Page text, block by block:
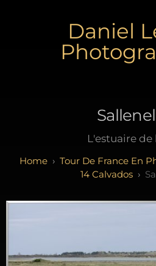
Daniel
L'estuaire de
Tour De France En
14 Calvados